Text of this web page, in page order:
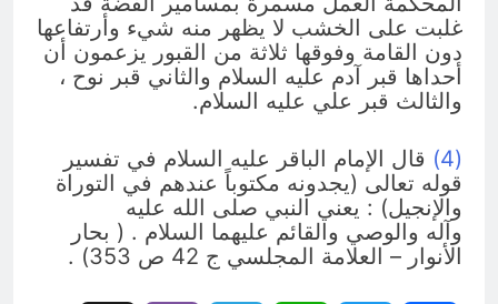
غلبت على الخشب لا يظهر منه شيء وأرتفاعها
دون القامة وفوقها ثلاثة من القبور يزعمون أن
أحداها قبر آدم عليه السلام والثاني قبر نوح ،
والثالث قبر علي عليه السلام.
(4)
قال الإمام الباقر عليه السلام في تفسير
قوله تعالى (يجدونه مكتوباً عندهم في التوراة
والإنجيل) : يعني النبي صلى الله عليه
وآله والوصي والقائم عليهما السلام . ( بحار
الأنوار – العلامة المجلسي ج 42 ص 353) .